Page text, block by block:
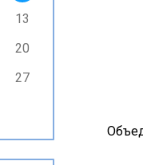
13
20
27